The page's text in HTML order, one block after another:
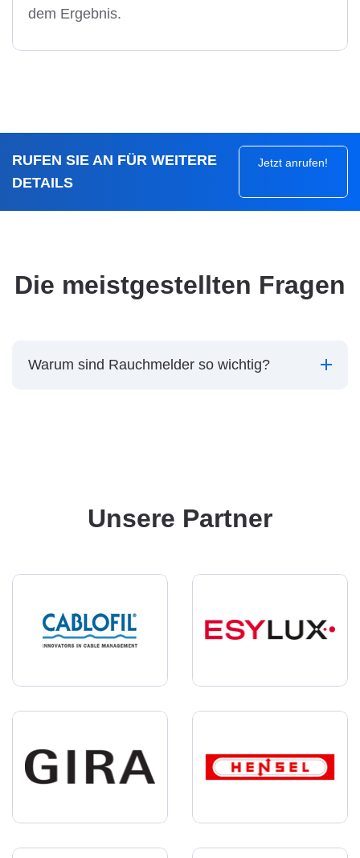
dem Ergebnis.
RUFEN SIE AN FÜR WEITERE
DETAILS
Jetzt anrufen!
Die meistgestellten Fragen
Warum sind Rauchmelder so wichtig?
Unsere Partner